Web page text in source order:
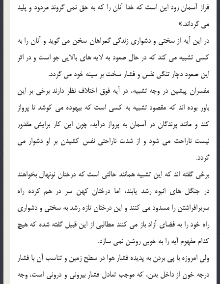
فراز آسمان رود اين است که خدا آنان را که به حق نمي گروند مردود و پليد
مي گرداند.»
در اين آيه از سختي و دشواري زندگي گمراهان سخن مي گويد و آنان را به
کسي تشبيه مي کند که در حال صعود به لايه هاي بالايي جو است و در اثر
اين صعود دچار تنگي نفس و فشار سخت بر سينه خود مي گردد.
مفسران پيشين در وجه تشبيه، در آيه فوق اختلاف نظر دارند برخي بر اين
باور بوده اند که مقصود تشبيه به کسي است که بيهوده مي کوشد تا پرواز
کند و مانند پرندگان در آسمان به پرواز درآيد، چون اين کار برايش مقدور
نيست ناراحت مي شود و از شدت ناراحتي نفس کشيدن بر او دشوار مي
گردد.
برخي گفته اند که اين تشبيه همانند حالتي است که درختان نونهال بخواهند
در جنگل هاي انبوه رشد يابند، اما درختان کهن سر در هم کرده راه
سربرافراشتن را مسدود مي کنند و اين درختان تازه رشد به سختي و دشواري
راه خود را به فضاي آزاد باز مي کنند مطالبي از اين قبيل گفته شده که هيچ
کدام مفهوم آيه را به خوبي روشن نمي سازد.
ولي امروزه با پي بردن به پديده فشار هوا در سطح زمين و تناسب آن با فشار
درجه خون از داخل بدن، که موجب تعادل فشار بيروني و دروني است، وجه